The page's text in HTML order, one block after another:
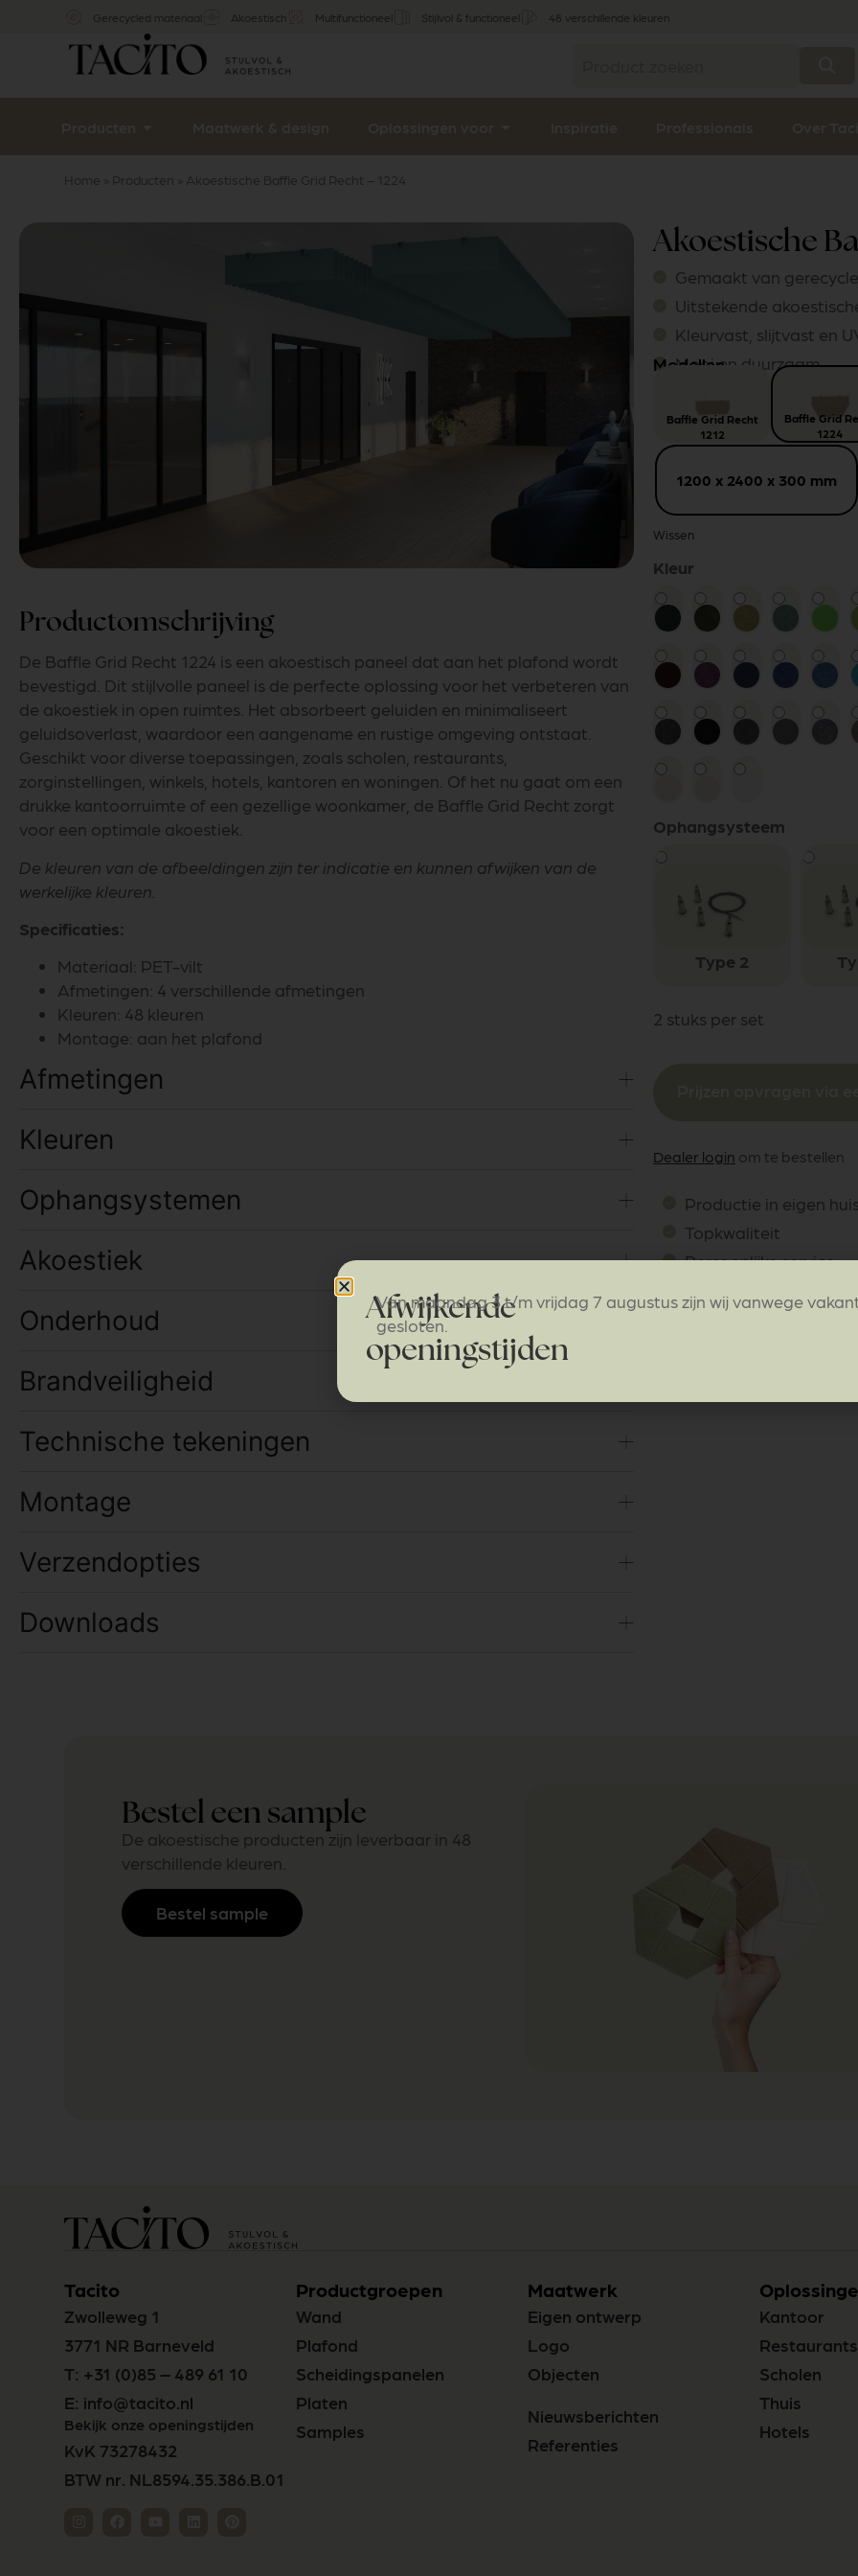
Gerecycled materiaal Akoestisch Multifunctioneel Stijlvol & functioneel 48 verschillende kleuren
Home Producten Akoestische Baffle Grid Recht – 1224
Productomschrijving
De Baffle Grid Recht 1224 is een akoestisch paneel dat aan het plafond wordt
bevestigd. Dit stijlvolle paneel is de perfecte oplossing voor het verbeteren van
de akoestiek in open ruimtes. Het absorbeert geluiden en minimaliseert
geluidsoverlast, waardoor een aangename en rustige omgeving ontstaat.
Geschikt voor diverse toepassingen, zoals scholen, restaurants,
zorginstellingen, winkels, hotels, kantoren en woningen. Of het nu gaat om een
drukke kantoorruimte of een gezellige woonkamer, de Baffle Grid Recht zorgt
voor een optimale akoestiek.
De kleuren van de afbeeldingen zijn ter indicatie en kunnen afwijken van de
werkelijke kleuren.
Specificaties:
Materiaal: PET-vilt
Afmetingen: 4 verschillende afmetingen
Kleuren: 48 kleuren
Montage: aan het plafond
Afmetingen
Kleuren
Ophangsystemen
Akoestiek
Onderhoud
Brandveiligheid
Technische tekeningen
Montage
Verzendopties
Downloads
Akoestische
Gemaakt van
Uitstekende
Kleurvast, slijtvast en
Mooi en duurzaam
Modellen
Baffle Grid Recht
1212
Baffle Grid
1224
1200 x 2400 x 300 mm
Wissen
Kleur
Ophangsysteem
Type 2
2 stuks per set
Dealer login om te bestellen
Productie in eigen huis
Topkwaliteit
Persoonlijke service
Bestel een sample
De akoestische producten zijn leverbaar in 48
verschillende kleuren.
Bestel sample
Tacito
Zwolleweg 1
3771 NR Barneveld
T: +31 (0)85 – 489 61 10
E: info@tacito.nl
Bekijk onze openingstijden
KvK 73278432
BTW nr. NL8594.35.386.B.01
Productgroepen
Wand
Plafond
Scheidingspanelen
Platen
Samples
Maatwerk
Eigen ontwerp
Logo
Objecten
Nieuwsberichten
Referenties
Kantoor
Restaurants
Scholen
Thuis
Hotels
Afwijkende
openingstijden
Van maandag 3 t/m vrijdag 7 augustus zijn wij vanwege
gesloten.